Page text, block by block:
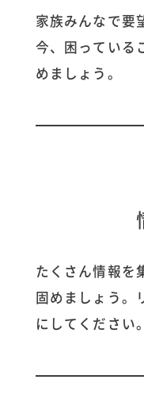
コンセプト
土地情報
家族みんなで要
今、困っている
めましょう。
たくさん情報を
固めましょう。
にしてください。